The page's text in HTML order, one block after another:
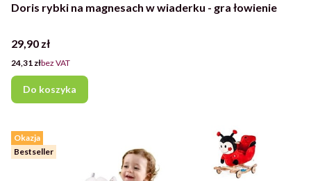
Doris rybki na magnesach w wiaderku - gra łowienie
Cena
29,90 zł
Cena
24,31 złbez VAT
Do koszyka
Okazja
Bestseller